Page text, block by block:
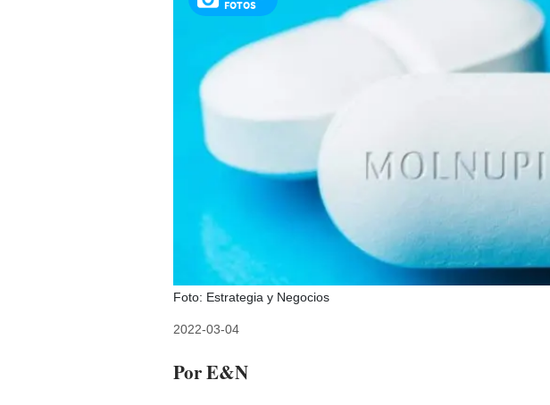
FOTOS
Foto: Estrategia y Negocios
2022-03-04
Por E&N